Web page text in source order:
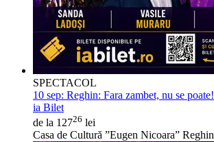
SPECTACOL
10 sep: Reghin: Fara zambet, nu se poate!
ia Bilet
de la 12726 lei
Casa de Cultură ”Eugen Nicoara” Reghin